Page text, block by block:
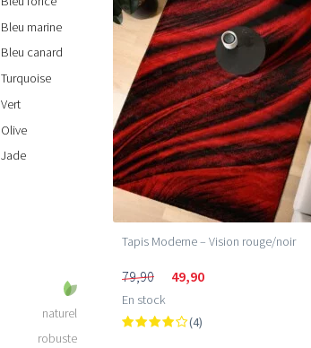
Bleu marine
Bleu canard
Turquoise
Vert
Olive
Jade
naturel
robuste
Tapis Moderne – Vision rouge/noir
79,90 49,90
En stock
(4)